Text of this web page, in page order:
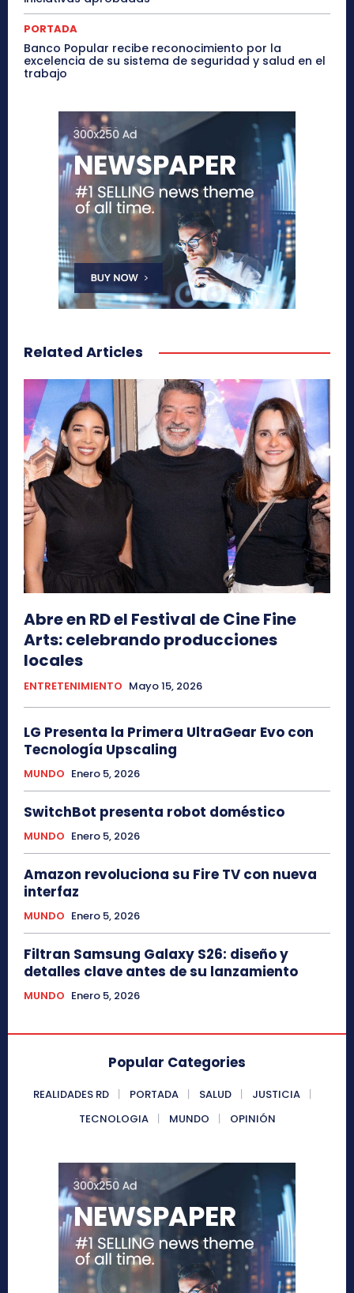
PORTADA
Banco Popular recibe reconocimiento por la
excelencia de su sistema de seguridad y salud en el
trabajo
Related Articles
Abre en RD el Festival de Cine Fine
Arts: celebrando producciones
locales
ENTRETENIMIENTO Mayo 15, 2026
LG Presenta la Primera UltraGear Evo con
Tecnología Upscaling
MUNDO Enero 5, 2026
SwitchBot presenta robot doméstico
MUNDO Enero 5, 2026
Amazon revoluciona su Fire TV con nueva
interfaz
MUNDO Enero 5, 2026
Filtran Samsung Galaxy S26: diseño y
detalles clave antes de su lanzamiento
MUNDO Enero 5, 2026
Popular Categories
REALIDADES RD PORTADA SALUD
JUSTICIA
TECNOLOGIA
MUNDO OPINIÓN